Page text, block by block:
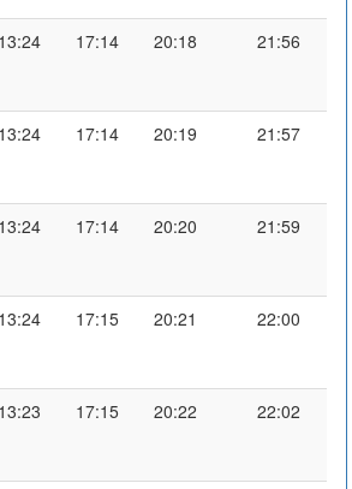
13:24 17:14 20:18 21:56
13:24 17:14 20:19 21:57
13:24 17:14 20:20 21:59
13:24 17:15 20:21 22:00
13:23 17:15 20:22 22:02